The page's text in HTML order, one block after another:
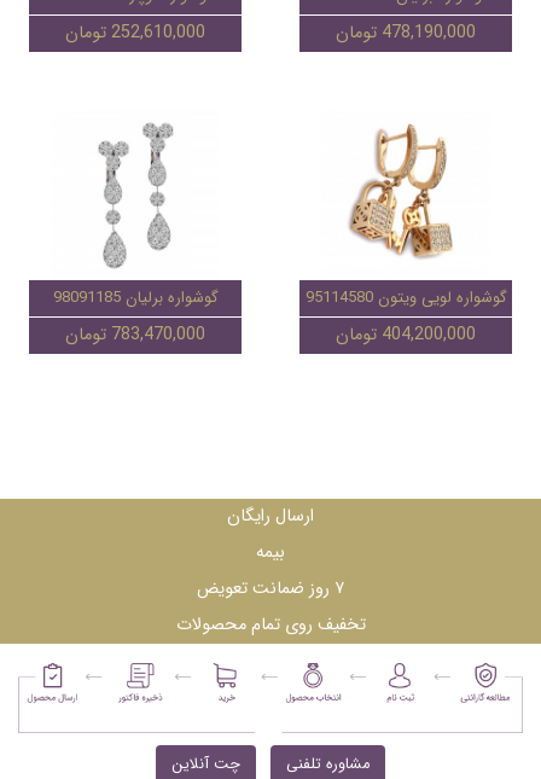
478,190,000 تومان 252,610,000 تومان
گوشواره لویی ویتون 95114580
404,200,000 تومان
گوشواره برلیان 98091185
783,470,000 تومان
ارسال رایگان
بیمه
۷ روز ضمانت تعویض
تخفیف روی تمام محصولات
مشاوره تلفنی چت آنلاین